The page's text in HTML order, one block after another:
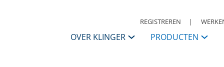
REGISTREREN
OVER KLINGER PRODUCTEN